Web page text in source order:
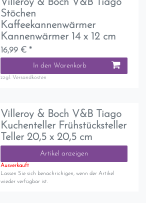
Villeroy & Boch V&B Tiago
Stöchen
Kaffeekannenwärmer
Kannenwärmer 14 x 12 cm
16,99 € *
In den Warenkorb
zzgl. Versandkosten
Villeroy & Boch V&B Tiago
Kuchenteller Frühstücksteller
Teller 20,5 x 20,5 cm
Artikel anzeigen
Ausverkauft
Lassen Sie sich benachrichigen, wenn der Artikel
wieder verfügbar ist.